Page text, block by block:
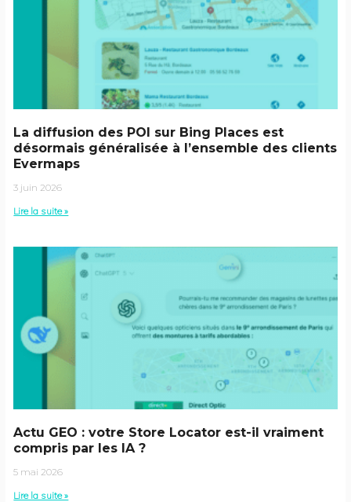
La diffusion des POI sur Bing Places est
désormais généralisée à l’ensemble des clients
Evermaps
3 juin 2026
Lire la suite »
Actu GEO : votre Store Locator est-il vraiment
compris par les IA ?
5 mai 2026
Lire la suite »